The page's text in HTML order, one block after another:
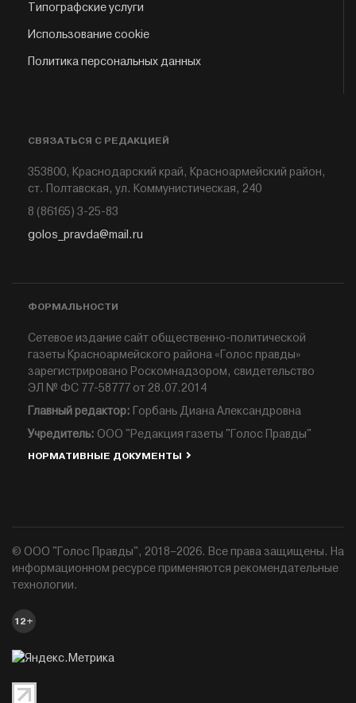
Типографские услуги
Использование cookie
Политика персональных данных
СВЯЗАТЬСЯ С РЕДАКЦИЕЙ
353800, Краснодарский край, Красноармейский район,
ст. Полтавская, ул. Коммунистическая, 240
8 (86165) 3-25-83
golos_pravda@mail.ru
ФОРМАЛЬНОСТИ
Сетевое издание сайт общественно-политической
газеты Красноармейского района «Голос правды»
зарегистрировано Роскомнадзором, свидетельство
ЭЛ № ФС 77-58777 от 28.07.2014
Главный редактор: Горбань Диана Александровна
Учредитель: ООО "Редакция газеты "Голос Правды"
НОРМАТИВНЫЕ ДОКУМЕНТЫ
© ООО "Голос Правды", 2018–2026. Все права защищены. На
информационном ресурсе применяются рекомендательные
технологии.
12+